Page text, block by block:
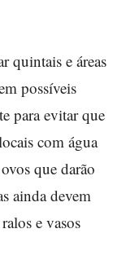
quintais e áreas
possíveis
para evitar que
com água
que darão
ainda devem
e vasos